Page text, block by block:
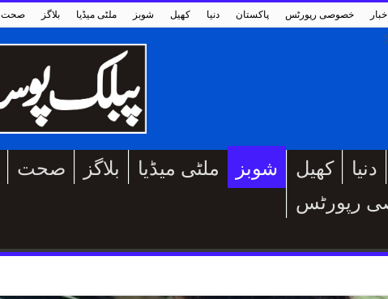
صحت بلاگز ملٹی میڈیا شوبز کھیل دنیا پاکستان خصوصی رپورٹس
صحت بلاگز ملٹی میڈیا شوبز کھیل دنیا
رپورٹس